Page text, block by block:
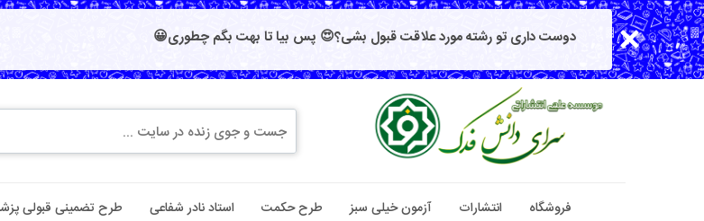
دوست داری تو رشته مورد علاقت قبول بشی؟😍 پس بیا تا بهت بگم چطوری😀
فروشگاه انتشارات آزمون خیلی سبز طرح حکمت استاد نادر شفاعی طرح تضمینی قبولی